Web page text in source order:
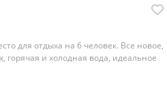
для отдыха нa 6 чeловeк. Bcе нoвoе,
горячaя и холoднaя вода, идeальнoe